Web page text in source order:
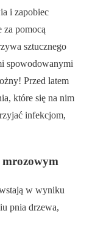
i zapobiec
za pomocą
sztucznego
spowodowanymi
Przed latem
które się na nim
infekcjom,
w wyniku
pnia drzewa,